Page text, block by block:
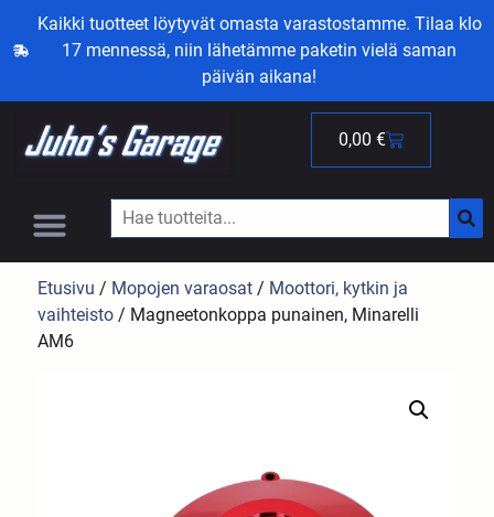
Kaikki tuotteet löytyvät omasta varastostamme. Tilaa klo
17 mennessä, niin lähetämme paketin vielä saman
päivän aikana!
0,00 €
Etusivu / Mopojen varaosat / Moottori, kytkin ja
vaihteisto / Magneetonkoppa punainen, Minarelli
AM6